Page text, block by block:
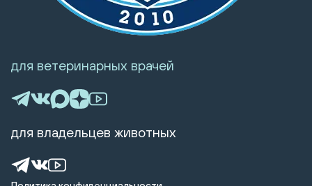
для ветеринарных врачей
для владельцев животных